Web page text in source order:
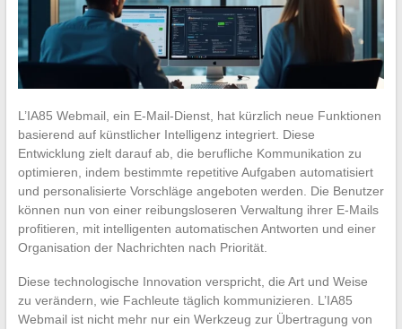
L’IA85 Webmail, ein E-Mail-Dienst, hat kürzlich neue Funktionen
basierend auf künstlicher Intelligenz integriert. Diese
Entwicklung zielt darauf ab, die berufliche Kommunikation zu
optimieren, indem bestimmte repetitive Aufgaben automatisiert
und personalisierte Vorschläge angeboten werden. Die Benutzer
können nun von einer reibungsloseren Verwaltung ihrer E-Mails
profitieren, mit intelligenten automatischen Antworten und einer
Organisation der Nachrichten nach Priorität.
Diese technologische Innovation verspricht, die Art und Weise
zu verändern, wie Fachleute täglich kommunizieren. L’IA85
Webmail ist nicht mehr nur ein Werkzeug zur Übertragung von